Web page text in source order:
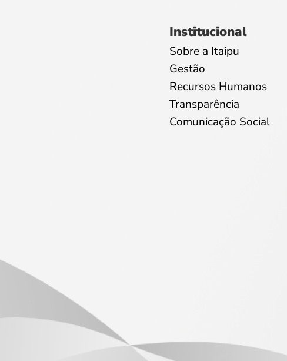
Institucional
Sobre a Itaipu
Gestão
Recursos Humanos
Transparência
Comunicação Social